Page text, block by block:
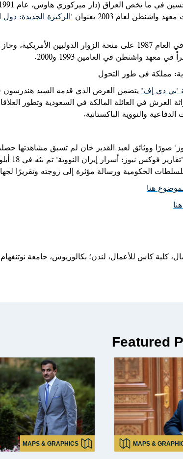
لعام 2003 بعنوان "
الركيزة الجديدة: دول
معهد واشنطن في العامين 1993 و2000.
مملكة في طور التحول
"بي دي إف"يتضمن العرض الذي قدمه السيد هندرسون في 20 أيار/مايو 2014
العرش في العائلة المالكة في السعودية وتطور
والنووية الباكستانية.
صورًا ووثائق لعبد القدير خان لم تسبق مشاهدتها
هنا
كلية كاس للأعمال، لندن؛ بكالوريوس، جامعة
Featured
MAPS &
MAPS & GRAPHICS